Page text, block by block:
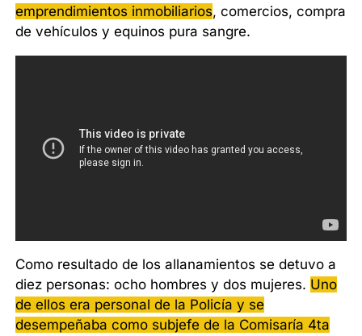
emprendimientos inmobiliarios, comercios, compra
de vehículos y equinos pura sangre.
Como resultado de los allanamientos se detuvo a
diez personas: ocho hombres y dos mujeres. Uno
de ellos era personal de la Policía y se
desempeñaba como subjefe de la Comisaría 4ta